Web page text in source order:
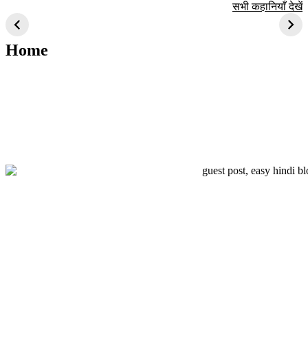
तकनीक जो आपको
2024 के लिए सीखनी
चाहिए
ऐतिहासिक स्थान
सभी कहानियाँ देखें
Home